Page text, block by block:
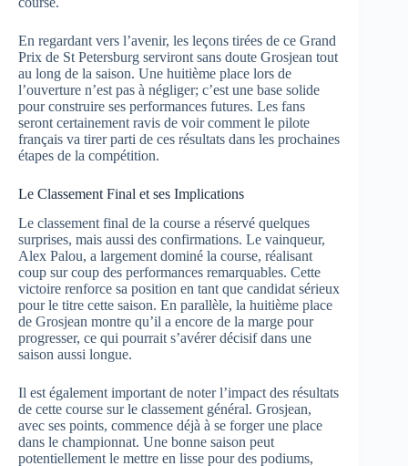
En regardant vers l’avenir, les leçons tirées de ce Grand
Prix de St Petersburg serviront sans doute Grosjean tout
au long de la saison. Une huitième place lors de
l’ouverture n’est pas à négliger; c’est une base solide
pour construire ses performances futures. Les fans
seront certainement ravis de voir comment le pilote
français va tirer parti de ces résultats dans les prochaines
étapes de la compétition.
Le Classement Final et ses Implications
Le classement final de la course a réservé quelques
surprises, mais aussi des confirmations. Le vainqueur,
Alex Palou, a largement dominé la course, réalisant
coup sur coup des performances remarquables. Cette
victoire renforce sa position en tant que candidat sérieux
pour le titre cette saison. En parallèle, la huitième place
de Grosjean montre qu’il a encore de la marge pour
progresser, ce qui pourrait s’avérer décisif dans une
saison aussi longue.
Il est également important de noter l’impact des résultats
de cette course sur le classement général. Grosjean,
avec ses points, commence déjà à se forger une place
dans le championnat. Une bonne saison peut
potentiellement le mettre en lisse pour des podiums,